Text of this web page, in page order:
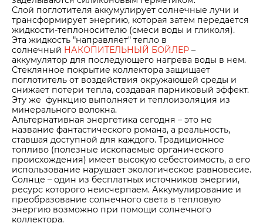
Слой поглотителя аккумулирует солнечные лучи и
трансформирует энергию, которая затем передается
жидкости-теплоносителю (смеси воды и гликоля).
Эта жидкость "направляет" тепло в
солнечный НАКОПИТЕЛЬНЫЙ БОЙЛЕР –
аккумулятор для последующего нагрева воды в нем.
Стеклянное покрытие коллектора защищает
поглотитель от воздействия окружающей среды и
снижает потери тепла, создавая парниковый эффект.
Эту же функцию выполняет и теплоизоляция из
минерального волокна.
Альтернативная энергетика сегодня – это не
название фантастического романа, а реальность,
ставшая доступной для каждого. Традиционное
топливо (полезные ископаемые органического
происхождения) имеет высокую себестоимость, а его
использование нарушает экологическое равновесие.
Солнце – один из бесплатных источников энергии,
ресурс которого неисчерпаем. Аккумулирование и
преобразование солнечного света в тепловую
энергию возможно при помощи солнечного
коллектора.